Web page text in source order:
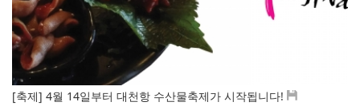
[축제] 4월 14일부터 대천항 수산물축제가 시작됩니다!